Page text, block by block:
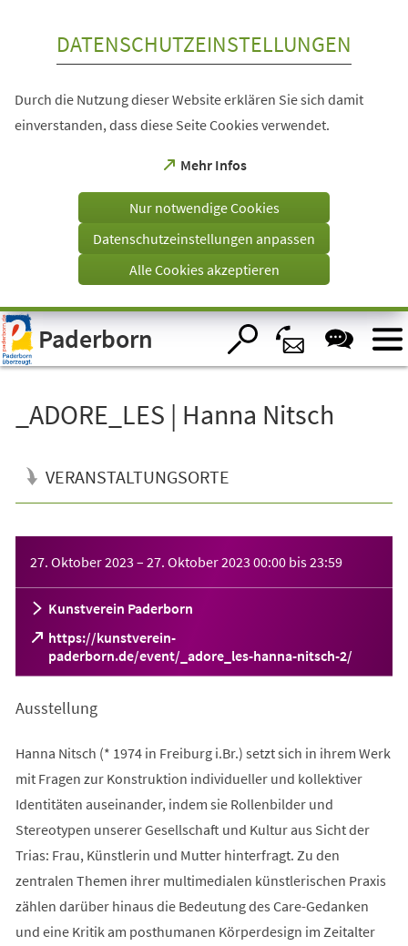
Visuelle
Assistenzsoftware
öffnen.
DATENSCHUTZEINSTELLUNGEN
Durch die Nutzung dieser Website erklären Sie sich damit
einverstanden, dass diese Seite Cookies verwendet.
Mehr Infos
(Öffnet
einem
Tab)
Nur notwendige Cookies
Datenschutzeinstellungen anpassen
Alle Cookies akzeptieren
Paderborn
_ADORE_LES | Hanna Nitsch
VERANSTALTUNGSORTE
27. Oktober 2023 – 27. Oktober 2023 00:00 bis23:59
Kunstverein Paderborn
https://kunstverein-
paderborn.de/event/_adore_les-hanna-nitsch-2/
(Öffnet
in
neuen
Ausstellung
Hanna Nitsch (* 1974 in Freiburg i.Br.) setzt sich in ihrem Werk
mit Fragen zur Konstruktion individueller und kollektiver
Identitäten auseinander, indem sie Rollenbilder und
Stereotypen unserer Gesellschaft und Kultur aus Sicht der
Trias: Frau, Künstlerin und Mutter hinterfragt. Zu den
zentralen Themen ihrer multimedialen künstlerischen Praxis
zählen darüber hinaus die Bedeutung des Care-Gedanken
und eine Kritik am posthumanen Körperdesign im Zeitalter